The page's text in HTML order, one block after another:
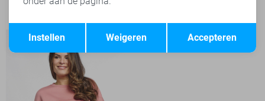
Terug Opslaan
Accepteren
Weigeren
Instellen